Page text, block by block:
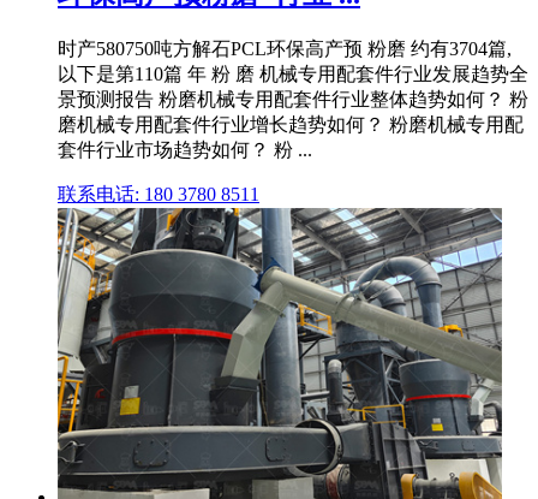
时产580750吨方解石PCL环保高产预 粉磨 约有3704篇,
以下是第110篇 年 粉 磨 机械专用配套件行业发展趋势全
景预测报告 粉磨机械专用配套件行业整体趋势如何？ 粉
磨机械专用配套件行业增长趋势如何？ 粉磨机械专用配
套件行业市场趋势如何？ 粉 ...
联系电话: 180 3780 8511